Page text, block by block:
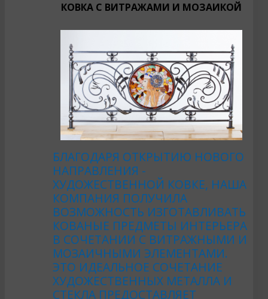
КОВКА С ВИТРАЖАМИ И МОЗАИКОЙ
БЛАГОДАРЯ ОТКРЫТИЮ НОВОГО
НАПРАВЛЕНИЯ -
ХУДОЖЕСТВЕННОЙ КОВКЕ, НАША
КОМПАНИЯ ПОЛУЧИЛА
ВОЗМОЖНОСТЬ ИЗГОТАВЛИВАТЬ
КОВАНЫЕ ПРЕДМЕТЫ ИНТЕРЬЕРА
В СОЧЕТАНИИ С ВИТРАЖНЫМИ И
МОЗАИЧНЫМИ ЭЛЕМЕНТАМИ.
ЭТО ИДЕАЛЬНОЕ СОЧЕТАНИЕ
ХУДОЖЕСТВЕННЫХ МЕТАЛЛА И
СТЕКЛА ПРЕДОСТАВЛЯЕТ